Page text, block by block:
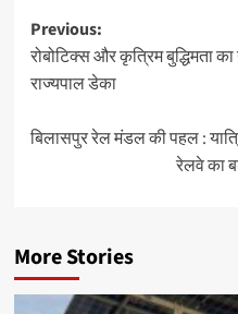
Post
navigation
Previous:
रोबोटिक्स और कृत्रिम बुद्धिमता
राज्यपाल डेका
बिलासपुर रेल मंडल की पहल :
रेलवे का
More Stories